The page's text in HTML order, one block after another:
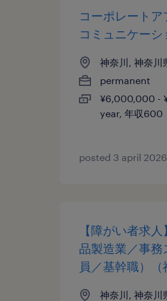
コーポレート
コミュニケーシ
神奈川, 神奈川
permanent
¥6,000,000 -
year, 年収600
posted 3 april 2026
【障がい者求
品製造業／事
員／基幹職）（
神奈川, 神奈川